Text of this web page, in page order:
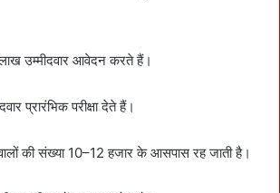
उम्मीदवार आवेदन करते हैं।
प्रारंभिक परीक्षा देते हैं।
की संख्या 10–12 हजार के आसपास रह जाती है।